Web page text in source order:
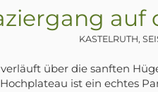
am
ULTENTAL, , ST.
wurden in den 60er
große Eingriffe in